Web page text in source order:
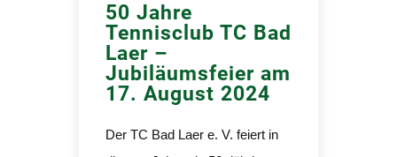
50 Jahre
Tennisclub TC Bad
Laer –
Jubiläumsfeier am
17. August 2024
Der TC Bad Laer e. V. feiert in